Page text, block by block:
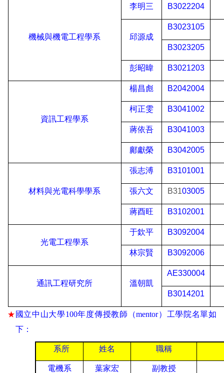
機械與機電工程學系
李明三 B3022204
邱源成
B3023105
B3023205
彭昭暐 B3021203
資訊工程學系
楊昌彪 B2042004
柯正雯 B3041002
蔣依吾 B3041003
鄺獻榮 B3042005
材料與光電科學學系
張志溥 B3101001
張六文 B3103005
蔣酉旺 B3102001
光電工程學系
于欽平 B3092004
林宗賢 B3092006
通訊工程研究所 溫朝凱
AE330004
B3014201
★ 國立中山大學100年度傳授教師（mentor）工學院名單如
下：
系所 姓名 職稱
電機系 葉家宏 副教授